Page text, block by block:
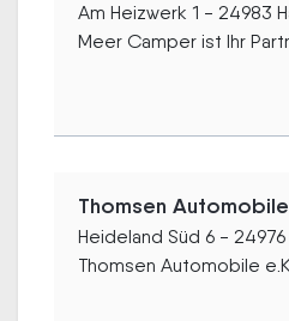
Am Heizwerk 1 - 24983
Meer Camper ist Ihr
Thomsen
Heideland Süd 6 -
Thomsen Automobile